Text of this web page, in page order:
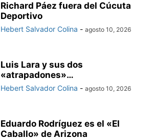
Richard Páez fuera del Cúcuta
Deportivo
Hebert Salvador Colina - agosto 10, 2026
Luis Lara y sus dos
«atrapadones»…
Hebert Salvador Colina - agosto 10, 2026
Eduardo Rodríguez es el «El
Caballo» de Arizona